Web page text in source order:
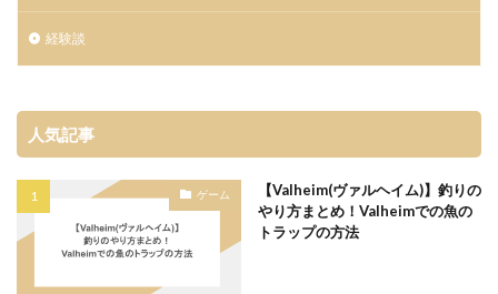
経験談
人気記事
ゲーム
【Valheim(ヴァルヘイム)】釣りの
やり方まとめ！Valheimでの魚の
トラップの方法